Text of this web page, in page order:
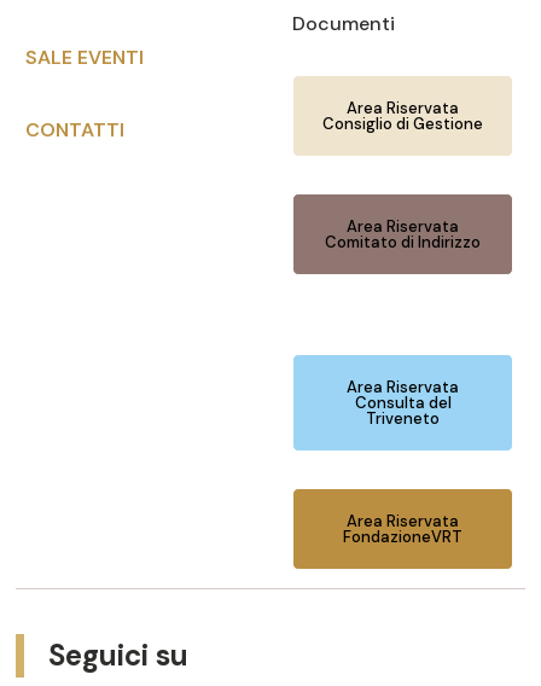
SALE EVENTI
CONTATTI
Documenti
Area Riservata
Consiglio di Gestione
Area Riservata
Comitato di Indirizzo
Area Riservata
Consulta del
Triveneto
Area Riservata
FondazioneVRT
Seguici su